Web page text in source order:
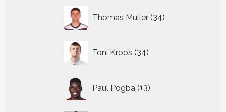
Thomas Muller 34
producten
Toni Kroos 34
producten
Paul Pogba 13
producten